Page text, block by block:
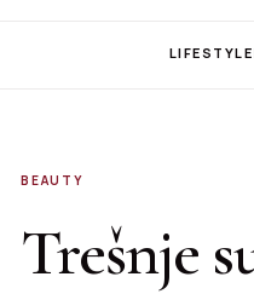
LIFESTYLE
BEAUTY
Trešnje